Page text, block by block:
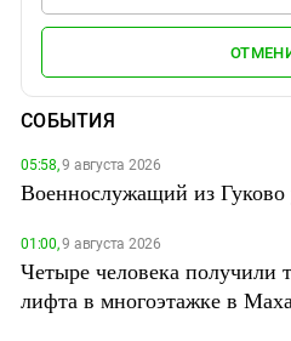
СОБЫТИЯ
05:58,9 августа 2026
Военнослужащий из
01:00,9 августа 2026
Четыре человека получили
лифта в многоэтажке в